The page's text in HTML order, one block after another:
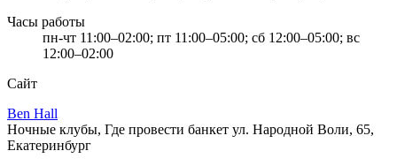
Часы работы
пн-чт 11:00–02:00; пт 11:00–05:00; сб 12:00–05:00; вс
12:00–02:00
Сайт
Ben Hall
Ночные клубы, Где провести банкет ул. Народной Воли, 65,
Екатеринбург